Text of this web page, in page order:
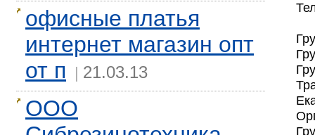
офисные платья
интернет магазин опт
от п | 21.03.13
ООО